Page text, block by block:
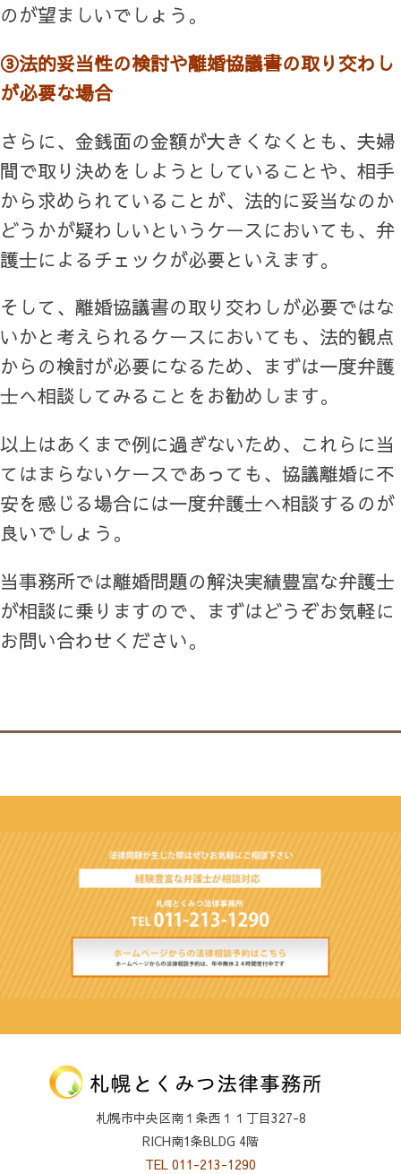
のが望ましいでしょう。
③法的妥当性の検討や離婚協議書の取り交わし
が必要な場合
さらに、金銭面の金額が大きくなくとも、夫婦
間で取り決めをしようとしていることや、相手
から求められていることが、法的に妥当なのか
どうかが疑わしいというケースにおいても、弁
護士によるチェックが必要といえます。
そして、離婚協議書の取り交わしが必要ではな
いかと考えられるケースにおいても、法的観点
からの検討が必要になるため、まずは一度弁護
士へ相談してみることをお勧めします。
以上はあくまで例に過ぎないため、これらに当
てはまらないケースであっても、協議離婚に不
安を感じる場合には一度弁護士へ相談するのが
良いでしょう。
当事務所では離婚問題の解決実績豊富な弁護士
が相談に乗りますので、まずはどうぞお気軽に
お問い合わせください。
札幌市中央区南１条西１１丁目327-8
RICH南1条BLDG 4階
TEL 011-213-1290